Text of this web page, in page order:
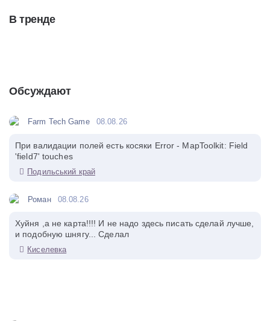
В тренде
Обсуждают
Farm Tech Game 08.08.26
При валидации полей есть косяки Error - MapToolkit: Field
'field7' touches
Подильський край
Роман 08.08.26
Хуйня ,а не карта!!!! И не надо здесь писать сделай лучше,
и подобную шнягу... Сделал
Киселевка